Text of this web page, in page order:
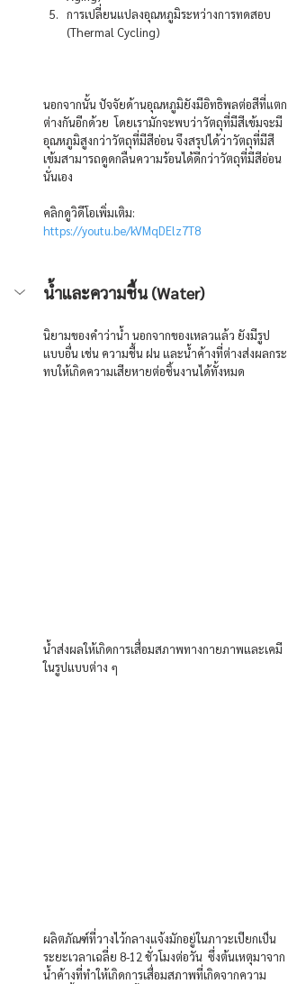
การเปลี่ยนแปลงอุณหภูมิระหว่างการทดสอบ
(Thermal Cycling)
นอกจากนั้น ปัจจัยด้านอุณหภูมิยังมีอิทธิพลต่อสีที่แตก
ต่างกันอีกด้วย  โดยเรามักจะพบว่าวัตถุที่มีสีเข้มจะมี
อุณหภูมิสูงกว่าวัตถุที่มีสีอ่อน จึงสรุปได้ว่าวัตถุที่มีสี
เข้มสามารถดูดกลืนความร้อนได้ดีกว่าวัตถุที่มีสีอ่อน
นั่นเอง
คลิกดูวิดีโอเพิ่มเติม:
https://youtu.be/kVMqDElz7T8
น้ำและความชื้น (Water)
นิยามของคำว่าน้ำ นอกจากของเหลวแล้ว ยังมีรูป
แบบอื่น เช่น ความชื้น ฝน และน้ำค้างที่ต่างส่งผลกระ
ทบให้เกิดความเสียหายต่อชิ้นงานได้ทั้งหมด
น้ำส่งผลให้เกิดการเสื่อมสภาพทางกายภาพและเคมี
ในรูปแบบต่าง ๆ
ผลิตภัณฑ์ที่วางไว้กลางแจ้งมักอยู่ในภาวะเปียกเป็น
ระยะเวลาเฉลี่ย 8-12 ชั่วโมงต่อวัน  ซึ่งต้นเหตุมาจาก
น้ำค้างที่ทำให้เกิดการเสื่อมสภาพที่เกิดจากความ